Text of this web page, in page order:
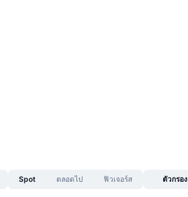
Spot ตลอดไป ฟิวเจอร์ส ตัวกรอง